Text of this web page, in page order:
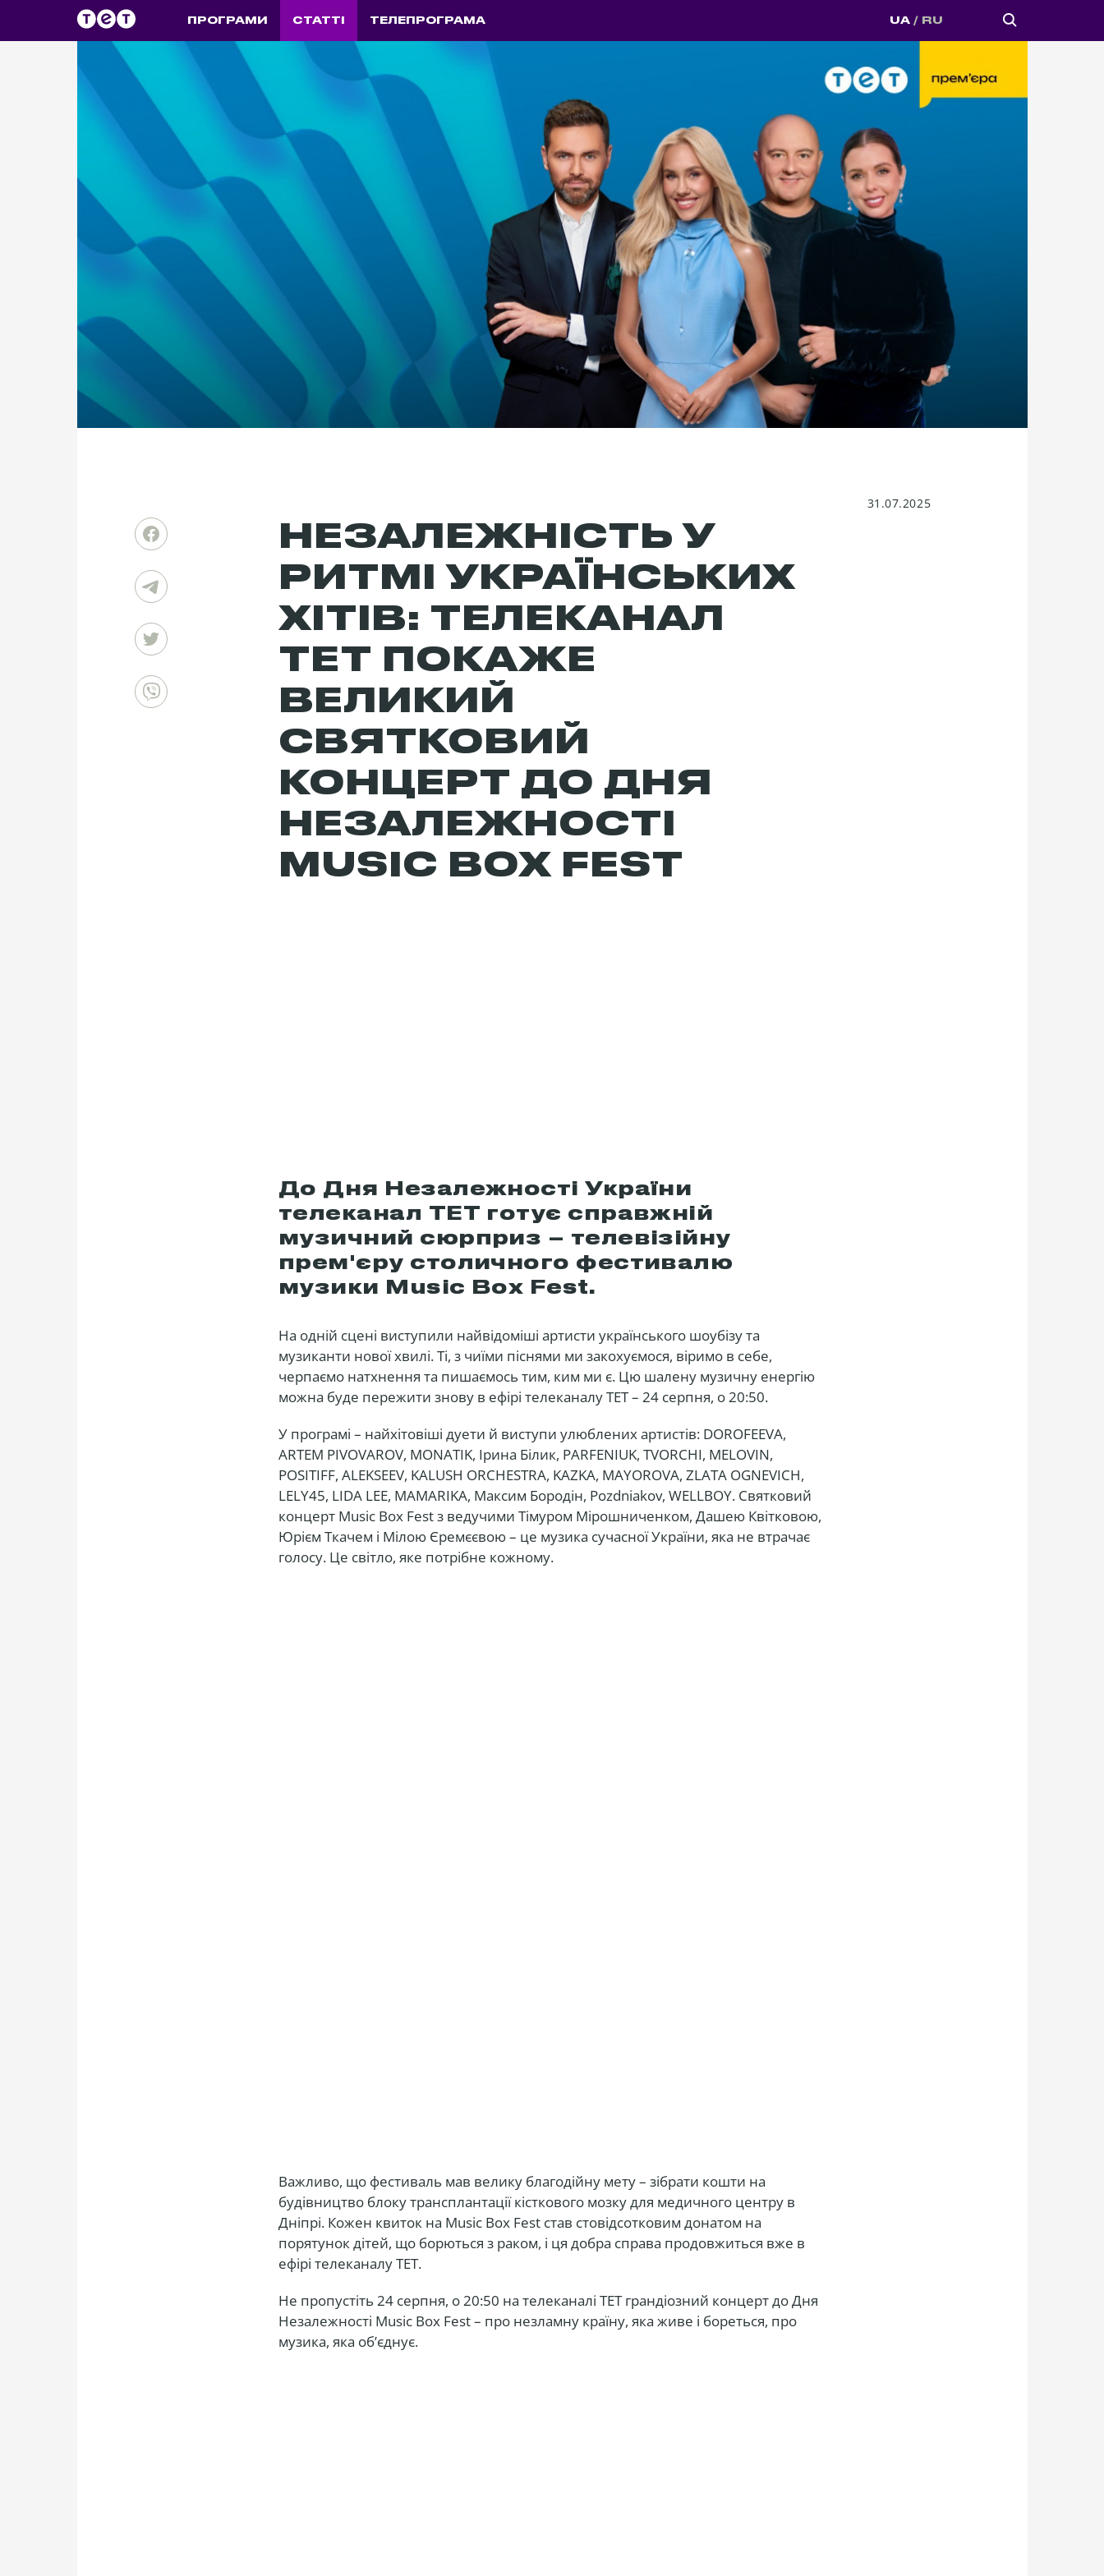
ПРОГРАМИ СТАТТІ ТЕЛЕПРОГРАМА UA RU
31.07.2025
НЕЗАЛЕЖНІСТЬ У
РИТМІ УКРАЇНСЬКИХ
ХІТІВ: ТЕЛЕКАНАЛ
ТЕТ ПОКАЖЕ
ВЕЛИКИЙ
СВЯТКОВИЙ
КОНЦЕРТ ДО ДНЯ
НЕЗАЛЕЖНОСТІ
MUSIC BOX FEST
До Дня Незалежності України
телеканал ТЕТ готує справжній
музичний сюрприз – телевізійну
прем'єру столичного фестивалю
музики Music Box Fest.
На одній сцені виступили найвідоміші артисти українського шоубізу та
музиканти нової хвилі. Ті, з чиїми піснями ми закохуємося, віримо в себе,
черпаємо натхнення та пишаємось тим, ким ми є. Цю шалену музичну енергію
можна буде пережити знову в ефірі телеканалу ТЕТ – 24 серпня, о 20:50.
У програмі – найхітовіші дуети й виступи улюблених артистів: DOROFEEVA,
ARTEM PIVOVAROV, MONATIK, Ірина Білик, PARFENIUK, TVORCHI, MELOVIN,
POSITIFF, ALEKSEEV, KALUSH ORCHESTRA, KAZKA, MAYOROVA, ZLATA OGNEVICH,
LELY45, LIDA LEE, MAMARIKA, Максим Бородін, Pozdniakov, WELLBOY. Святковий
концерт Music Box Fest з ведучими Тімуром Мірошниченком, Дашею Квітковою,
Юрієм Ткачем і Мілою Єремєєвою – це музика сучасної України, яка не втрачає
голосу. Це світло, яке потрібне кожному.
Важливо, що фестиваль мав велику благодійну мету – зібрати кошти на
будівництво блоку трансплантації кісткового мозку для медичного центру в
Дніпрі. Кожен квиток на Music Box Fest став стовідсотковим донатом на
порятунок дітей, що борються з раком, і ця добра справа продовжиться вже в
ефірі телеканалу ТЕТ.
Не пропустіть 24 серпня, о 20:50 на телеканалі ТЕТ грандіозний концерт до Дня
Незалежності Music Box Fest – про незламну країну, яка живе і бореться, про
музика, яка об’єднує.